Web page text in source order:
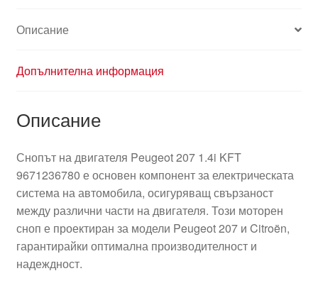
Описание
Допълнителна информация
Описание
Снопът на двигателя Peugeot 207 1.4i KFT
9671236780 е основен компонент за електрическата
система на автомобила, осигуряващ свързаност
между различни части на двигателя. Този моторен
сноп е проектиран за модели Peugeot 207 и Citroën,
гарантирайки оптимална производителност и
надеждност.